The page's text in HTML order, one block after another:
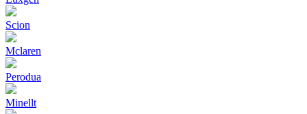
Scion
Mclaren
Perodua
Minellt